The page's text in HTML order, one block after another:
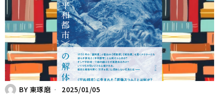
BY 東琢磨 2025/01/05